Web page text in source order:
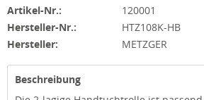
Artikel-Nr.:
120001
Hersteller-Nr.:
HTZ108K-HB
Hersteller:
METZGER
Beschreibung